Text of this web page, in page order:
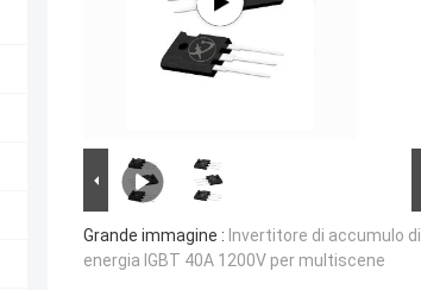
Grande immagine : Invertitore di accumulo di
energia IGBT 40A 1200V per multiscene